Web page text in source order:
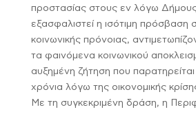
προστασίας στους εν λόγω Δήμους
εξασφαλιστεί η ισότιμη πρόσβαση
κοινωνικής πρόνοιας,
τα φαινόμενα κοινωνικού
αυξημένη ζήτηση που παρατηρείται
χρόνια λόγω της οικονομικής
Με τη συγκεκριμένη δράση, η